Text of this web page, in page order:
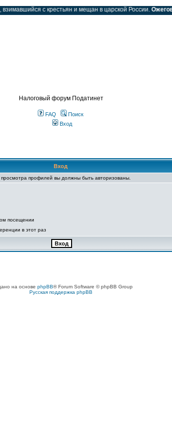
с крестьян и мещан в царской России.Ожегов
Налоговый форум Податинет
FAQ
Поиск
Вход
Вход
просмотра профилей вы должны быть авторизованы.
посещении
в этот раз
на основе phpBB® Forum Software © phpBB Group
Русская поддержка phpBB